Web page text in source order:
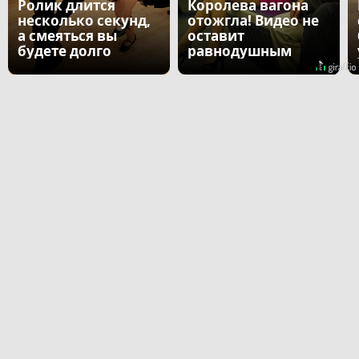
Ролик длится
несколько секунд,
а смеяться вы
будете долго
Королева вагона
отожгла! Видео не
оставит
равнодушным